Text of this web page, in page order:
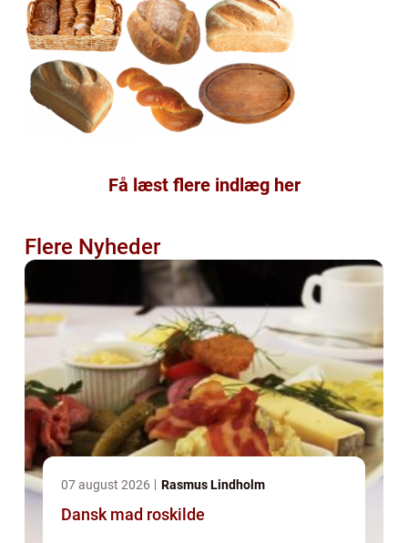
Få læst flere indlæg her
Flere Nyheder
07 august 2026 Rasmus Lindholm
Dansk mad roskilde